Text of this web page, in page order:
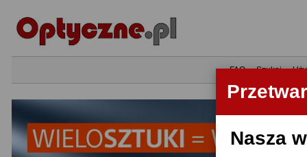
Nasza
•FAQ•Szukaj•